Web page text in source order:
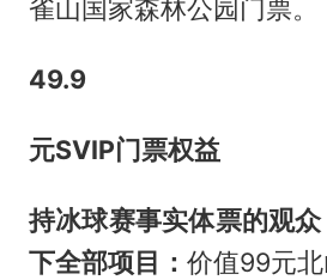
雀山国家森林公园门票。
49.9
元SVIP门票权益
持冰球赛事实体票的观
下全部项目： 价值99元